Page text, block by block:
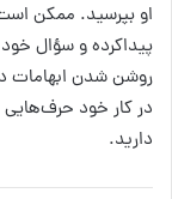
او بپرسید. ممکن
پیداکرده و سؤال خود
روشن شدن ابهامات
در کار خود
دارید.